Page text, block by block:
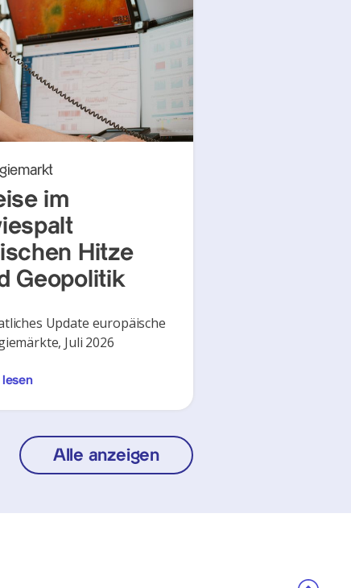
im
Hitze
Geopolitik
Update europäische
Juli 2026
lesen
Alle anzeigen